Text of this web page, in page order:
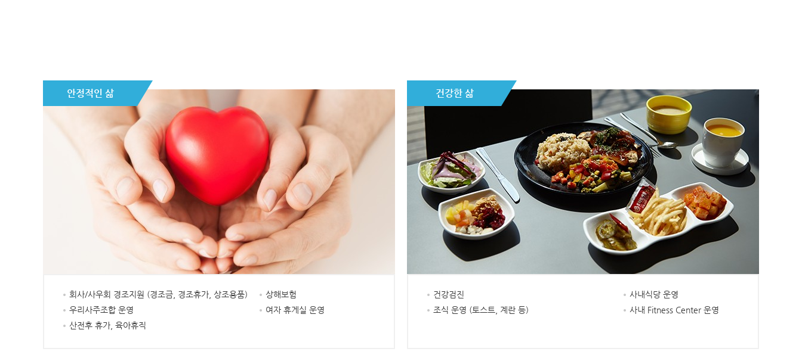
안정적인 삶
회사/사우회 경조지원 (경조금, 경조휴가, 상조용품)
상해보험
우리사주조합 운영
여자 휴게실 운영
산전후 휴가, 육아휴직
건강한 삶
건강검진
사내식당 운영
조식 운영 (토스트, 계란 등)
사내 Fitness Center 운영